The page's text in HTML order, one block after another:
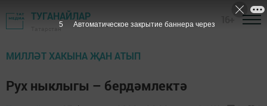
ТУГАНАЙЛАР
Татарстан
МИЛЛӘТ ХАКЫНА ҖАН АТЫП
Рух ныклыгы – бердәмлектә
4 Автоматическое закрытие баннера через